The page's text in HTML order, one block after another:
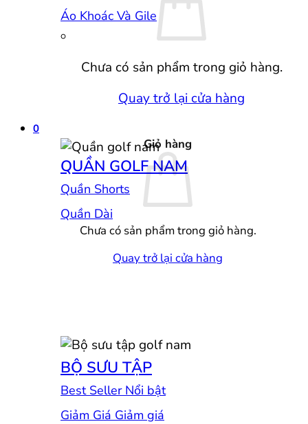
Chưa có sản phẩm trong giỏ hàng.
Quay trở lại cửa hàng
0
Giỏ hàng
Chưa có sản phẩm trong giỏ hàng.
Quay trở lại cửa hàng
Áo Khoác Và Gile
QUẦN GOLF NAM
Quần Shorts
Quần Dài
BỘ SƯU TẬP
Best Seller
Giảm Giá